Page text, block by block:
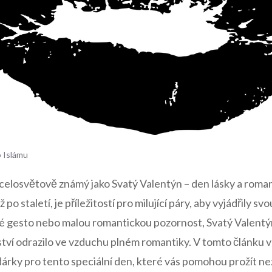
Islámu
známý⁤ jako Svatý Valentýn – den‍ lásky​ a
po staletí, je příležitostí pro ⁢milující páry, aby vyjádřily
gesto nebo malou romantickou pozornost, ​Svatý
odrazilo ⁢ve⁤ vzduchu plném romantiky. V ⁤tomto článku
pro tento speciální den, které ⁣vás pomohou prožít